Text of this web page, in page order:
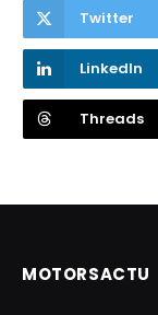
Twitter
LinkedIn
Threads
MOTORSACTU